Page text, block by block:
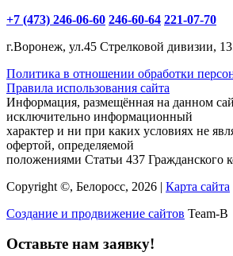
+7 (473) 246-06-60 246-60-64 221-07-70
г.Воронеж, ул.45 Стрелковой дивизии,
Политика в отношении обработки
Правила использования сайта
Информация, размещённая на данном
исключительно информационный
характер и ни при каких условиях не
офертой, определяемой
положениями Статьи 437 Гражданского
Copyright ©, Белоросс, 2026 | Карта сайта
Создание и продвижение сайтов Team-B
Оставьте нам заявку!